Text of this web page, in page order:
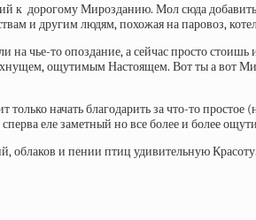
к дорогому Мирозданию. Мол сюда
и другим людям, похожая на паровоз,
чье-то опоздание, а сейчас просто
ощутимым Настоящем. Вот ты а вот Мир
начать благодарить за что-то
еле заметный но все более и более
облаков и пении птиц удивительную Красоту.